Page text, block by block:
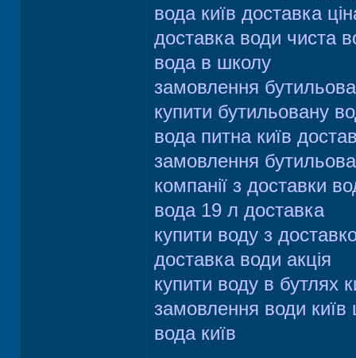
вода київ доставка
доставка води чиста
вода в школу
замовлення
купити бутильовану
вода питна київ
замовлення
компанії з доставки
вода 19 л доставка
купити воду з
доставка води акція
купити воду в бутлях
замовлення води київ
вода київ